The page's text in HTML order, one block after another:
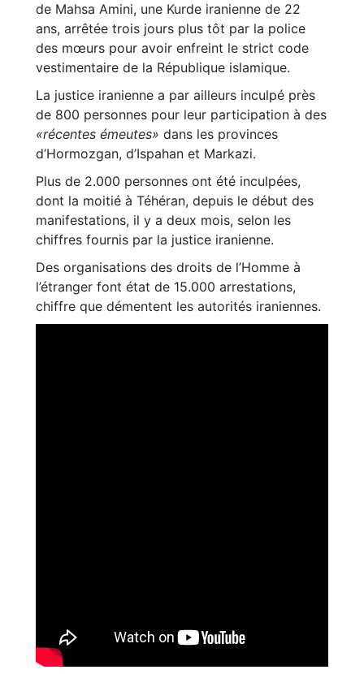
de Mahsa Amini, une Kurde iranienne de 22
ans, arrêtée trois jours plus tôt par la police
des mœurs pour avoir enfreint le strict code
vestimentaire de la République islamique.
La justice iranienne a par ailleurs inculpé près
de 800 personnes pour leur participation à des
«récentes émeutes» dans les provinces
d’Hormozgan, d’Ispahan et Markazi.
Plus de 2.000 personnes ont été inculpées,
dont la moitié à Téhéran, depuis le début des
manifestations, il y a deux mois, selon les
chiffres fournis par la justice iranienne.
Des organisations des droits de l’Homme à
l’étranger font état de 15.000 arrestations,
chiffre que démentent les autorités iraniennes.